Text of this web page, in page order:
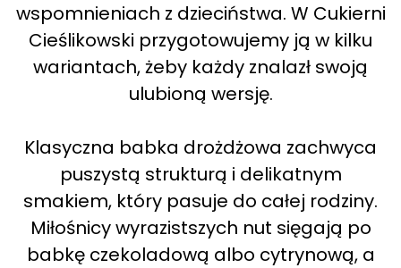
wspomnieniach z dzieciństwa. W Cukierni
Cieślikowski przygotowujemy ją w kilku
wariantach, żeby każdy znalazł swoją
ulubioną wersję.
Klasyczna babka drożdżowa zachwyca
puszystą strukturą i delikatnym
smakiem, który pasuje do całej rodziny.
Miłośnicy wyrazistszych nut sięgają po
babkę czekoladową albo cytrynową, a